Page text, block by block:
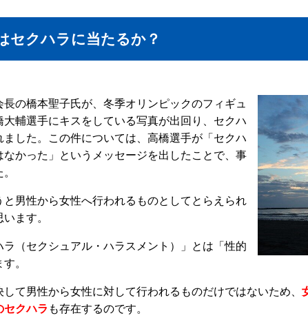
セクハラに当たるか？
の橋本聖子氏が、冬季オリンピックのフィギュ
輔選手にキスをしている写真が出回り、セクハ
した。この件については、高橋選手が「セクハ
かった」というメッセージを出したことで、事
と男性から女性へ行われるものとしてとらえられ
ます。
ラ（セクシュアル・ハラスメント）」とは「性的
。
て男性から女性に対して行われるものだけではないため、
セクハラ も存在するのです。